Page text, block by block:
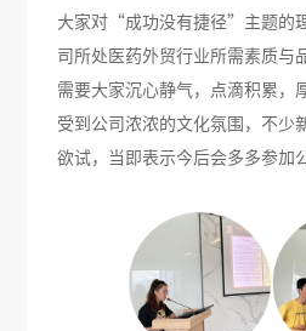
大家对“成功没有捷径”主题的
司所处医药外贸行业所需素质与
需要大家沉心静气，点滴积累，
受到公司浓浓的文化氛围，不少
欲试，当即表示今后会多多参加